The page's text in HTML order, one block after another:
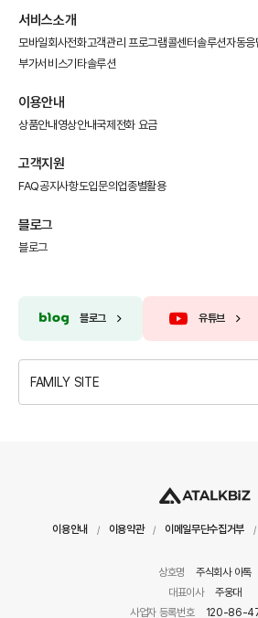
서비스소개
모바일회사전화고객관리 프로그램콜센터솔루션자동응
부가서비스기타솔루션
이용안내
상품안내 영상안내국제전화 요금
고객지원
FAQ공지사항도입문의 업종별활용
블로그
블로그
블로그 유튜브
FAMILY SITE
이용안내 / 이용약관 / 이메일무단수집거부 /
상호명
주식회사 아톡
대표이사
주웅대
사업자 등록번호
120-86-